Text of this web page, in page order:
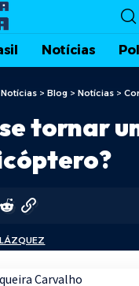
Notícias
> Blog > Notícias >
tornar